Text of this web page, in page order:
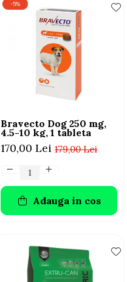
-5%
Bravecto Dog 250 mg,
4.5-10 kg, 1 tableta
179,00 Lei
170,00 Lei
Adauga in cos